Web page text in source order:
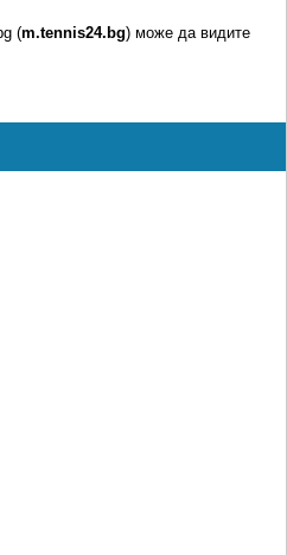
(m.tennis24.bg) може да видите